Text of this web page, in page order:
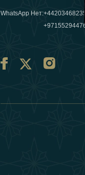
WhatsApp Нет: